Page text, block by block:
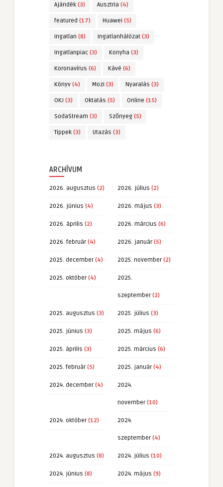
Ajándék (3) Ausztria (4)
featured (17) Huawei (5)
Ingatlan (8) Ingatlanhálózat (3)
Ingatlanpiac (3) Konyha (3)
Koronavírus (6) Kávé (6)
Könyv (4) Mozi (3) Nyaralás (3)
OKJ (3) Oktatás (5) Online (15)
SodaStream (3) Szőnyeg (5)
Tippek (3) Utazás (3)
ARCHÍVUM
2026. augusztus (2) 2026. július (2)
2026. június (4) 2026. május (3)
2026. április (2) 2026. március (6)
2026. február(4) 2026. január(5)
2025. december(4) 2025. november(2)
2025. október(4) 2025.
szeptember(2)
2025. augusztus (3) 2025. július (3)
2025. június (3) 2025. május (6)
2025. április (3) 2025. március (6)
2025. február(5) 2025. január(4)
2024. december(4) 2024.
november(10)
2024. október(12) 2024.
szeptember(4)
2024. augusztus (8) 2024. július (10)
2024. június (8) 2024. május (9)